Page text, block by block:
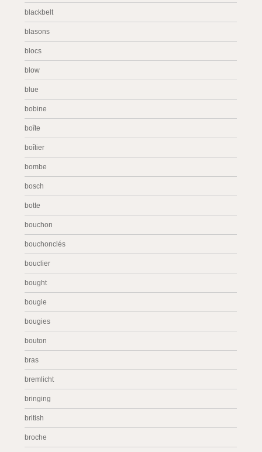
blackbelt
blasons
blocs
blow
blue
bobine
boîte
boîtier
bombe
bosch
botte
bouchon
bouchonclés
bouclier
bought
bougie
bougies
bouton
bras
bremlicht
bringing
british
broche